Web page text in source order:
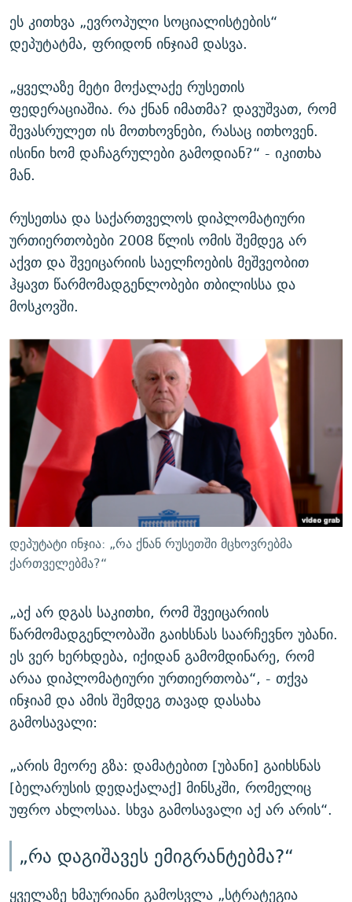
ეს კითხვა „ევროპული სოციალისტების“
დეპუტატმა, ფრიდონ ინჯიამ დასვა.
„ყველაზე მეტი მოქალაქე რუსეთის
ფედერაციაშია. რა ქნან იმათმა? დავუშვათ, რომ
შევასრულეთ ის მოთხოვნები, რასაც ითხოვენ.
ისინი ხომ დაჩაგრულები გამოდიან?“ - იკითხა
მან.
რუსეთსა და საქართველოს დიპლომატიური
ურთიერთობები 2008 წლის ომის შემდეგ არ
აქვთ და შვეიცარიის საელჩოების მეშვეობით
ჰყავთ წარმომადგენლობები თბილისსა და
მოსკოვში.
დეპუტატი ინჯია: „რა ქნან რუსეთში მცხოვრებმა
ქართველებმა?“
„აქ არ დგას საკითხი, რომ შვეიცარიის
წარმომადგენლობაში გაიხსნას საარჩევნო უბანი.
ეს ვერ ხერხდება, იქიდან გამომდინარე, რომ
არაა დიპლომატიური ურთიერთობა“, - თქვა
ინჯიამ და ამის შემდეგ თავად დასახა
გამოსავალი:
„არის მეორე გზა: დამატებით [უბანი] გაიხსნას
[ბელარუსის დედაქალაქ] მინსკში, რომელიც
უფრო ახლოსაა. სხვა გამოსავალი აქ არ არის“.
„რა დაგიშავეს ემიგრანტებმა?“
ყველაზე ხმაურიანი გამოსვლა „სტრატეგია